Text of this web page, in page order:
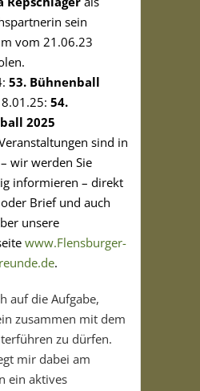
sein
vom 21.06.23
53. Bühnenball
54.
2025
sind in
wir werden Sie
informieren – direkt
Brief und auch
unsere
www.Flensburger-
.
auf die Aufgabe,
zusammen mit dem
zu dürfen.
mir dabei am
ein aktives